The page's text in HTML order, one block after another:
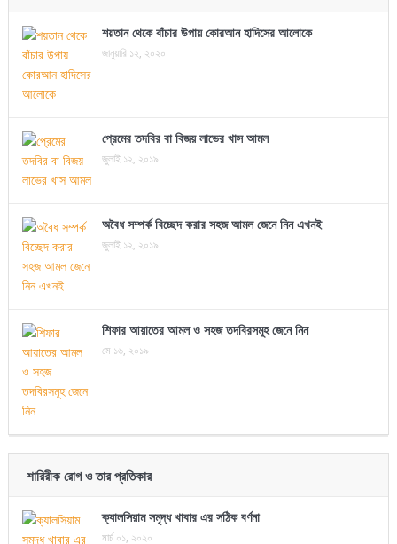
শয়তান থেকে বাঁচার উপায় কোরআন হাদিসের আলোকে
জানুয়ারি ১২, ২০২০
প্রেমের তদবির বা বিজয় লাভের খাস আমল
জুলাই ১২, ২০১৯
অবৈধ সম্পর্ক বিচ্ছেদ করার সহজ আমল জেনে নিন এখনই
জুলাই ১২, ২০১৯
শিফার আয়াতের আমল ও সহজ তদবিরসমূহ জেনে নিন
মে ১৬, ২০১৯
শারিরীক রোগ ও তার প্রতিকার
ক্যালসিয়াম সমৃদ্ধ খাবার এর সঠিক বর্ণনা
মার্চ ০১, ২০২০